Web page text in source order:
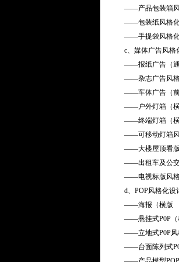
——产品包装箱
——包装纸风格
——手提袋风格
c、媒体广告风格
——报纸广告（通
——杂志广告风
——车体广告（前
——户外灯箱（横
——终端灯箱（横
——可移动灯箱
——大楼屋顶看
——出租车及公交
——电视标版风
d、POP风格化设
——海报（横版
——悬挂式P0P（
——立地式P0P风
——台面陈列式